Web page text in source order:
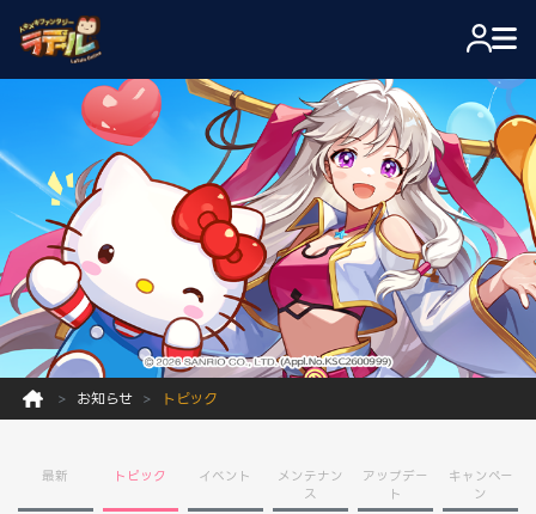
お知らせ トピック
最新 トピック イベント
メンテナン
ス
アップデー
ト
キャンペー
ン